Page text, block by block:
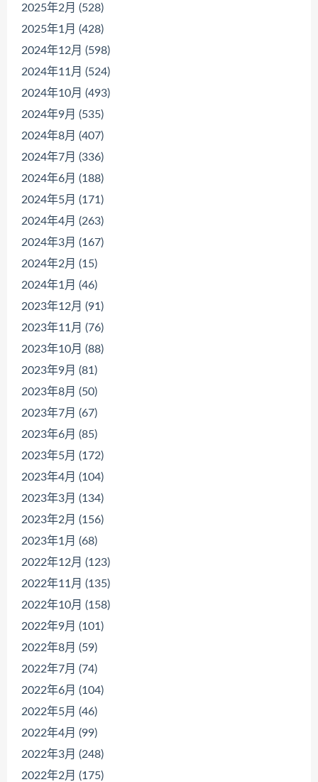
2025年2月 (528)
2025年1月 (428)
2024年12月 (598)
2024年11月 (524)
2024年10月 (493)
2024年9月 (535)
2024年8月 (407)
2024年7月 (336)
2024年6月 (188)
2024年5月 (171)
2024年4月 (263)
2024年3月 (167)
2024年2月 (15)
2024年1月 (46)
2023年12月 (91)
2023年11月 (76)
2023年10月 (88)
2023年9月 (81)
2023年8月 (50)
2023年7月 (67)
2023年6月 (85)
2023年5月 (172)
2023年4月 (104)
2023年3月 (134)
2023年2月 (156)
2023年1月 (68)
2022年12月 (123)
2022年11月 (135)
2022年10月 (158)
2022年9月 (101)
2022年8月 (59)
2022年7月 (74)
2022年6月 (104)
2022年5月 (46)
2022年4月 (99)
2022年3月 (248)
2022年2月 (175)